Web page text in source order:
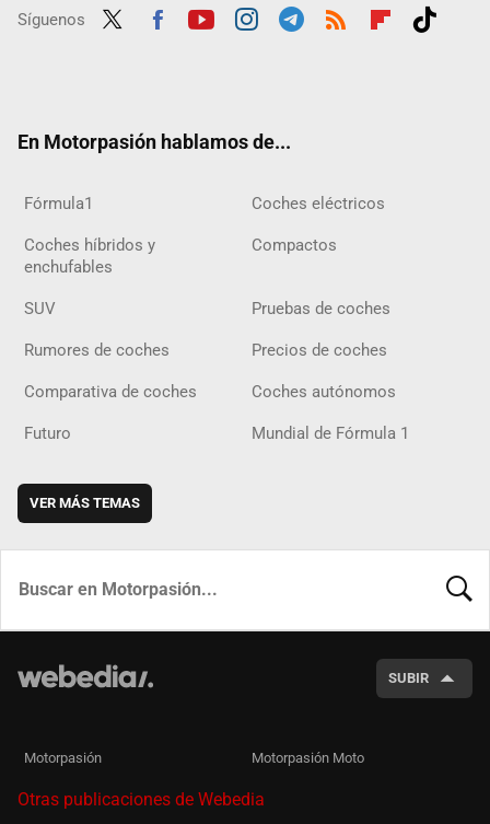
Síguenos
En Motorpasión hablamos de...
Fórmula1 Coches eléctricos
Coches híbridos y
enchufables
Compactos
SUV Pruebas de coches
Rumores de coches Precios de coches
Comparativa de coches Coches autónomos
Futuro Mundial de Fórmula 1
VER MÁS TEMAS
SUBIR
Motorpasión Motorpasión Moto
Otras publicaciones de Webedia